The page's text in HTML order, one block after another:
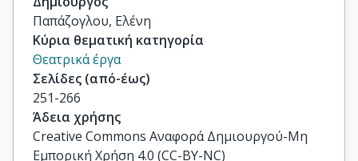
Παπάζογλου, Ελένη
Κύρια θεματική κατηγορία
Θεατρικά έργα
Σελίδες (από-έως)
251-266
Άδεια χρήσης
Creative Commons Αναφορά Δημιουργού-Μη
Εμπορική Χρήση 4.0 (CC-BY-NC)